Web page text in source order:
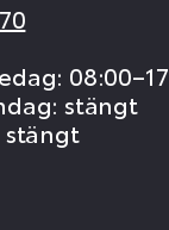
stängt
stängt